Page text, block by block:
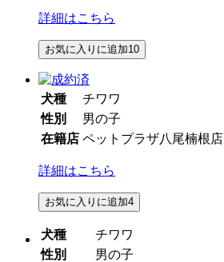
詳細はこちら
お気に入りに追加10
犬種
チワワ
性別
男の子
在籍店 ペットプラザ八尾楠根店
詳細はこちら
お気に入りに追加4
犬種
チワワ
性別
男の子